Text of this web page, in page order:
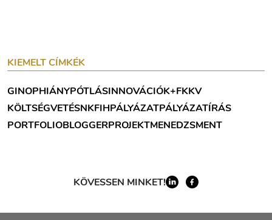
KIEMELT CÍMKÉK
GINOPHIÁNYPÓTLÁSINNOVÁCIÓK+FKKV
KÖLTSÉGVETÉSNKFIHPÁLYÁZATPÁLYÁZATÍRÁS
PORTFOLIOBLOGGERPROJEKTMENEDZSMENT
KÖVESSEN MINKET!